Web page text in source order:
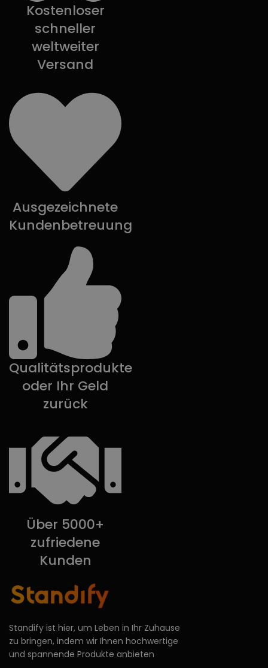
Kostenloser
schneller
weltweiter
Versand
Ausgezeichnete
Kundenbetreuung
Qualitätsprodukte
oder Ihr Geld
zurück
Über 5000+
zufriedene
Kunden
Standify ist hier, um Leben in Ihr Zuhause
zu bringen, indem wir Ihnen hochwertige
und spannende Produkte anbieten